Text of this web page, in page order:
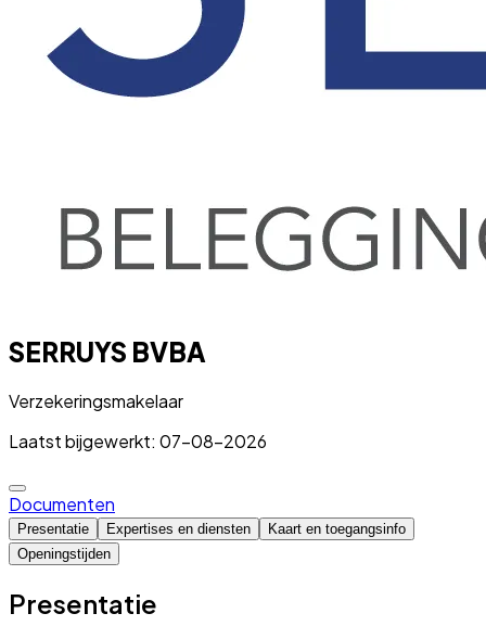
SERRUYS BVBA
Verzekeringsmakelaar
Laatst bijgewerkt: 07-08-2026
Documenten
Presentatie Expertises en diensten
Kaart en toegangsinfo
Openingstijden
Presentatie